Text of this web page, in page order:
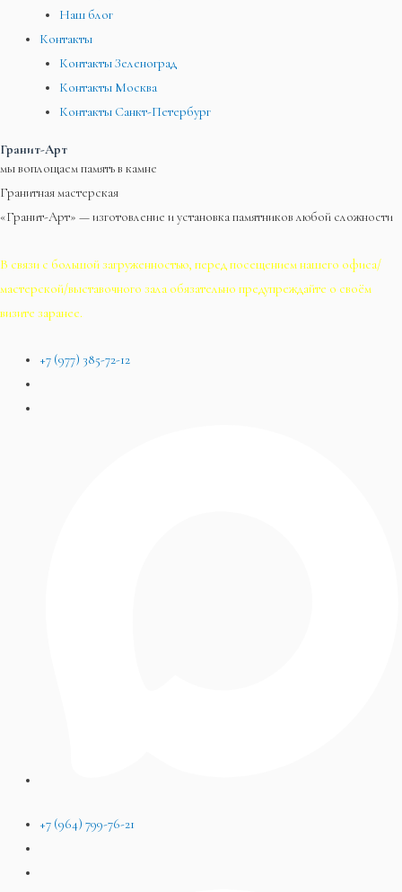
Наш блог
Контакты
Контакты Зеленоград
Контакты Москва
Контакты Санкт-Петербург
Гранит-Арт
мы воплощаем память в камне
Гранитная мастерская
«Гранит-Арт» — изготовление и установка памятников любой сложности
В связи с большой загруженностью, перед посещением нашего офиса/
мастерской/выставочного зала обязательно предупреждайте о своём
визите заранее.
+7 (977) 385-72-12
+7 (964) 799-76-21